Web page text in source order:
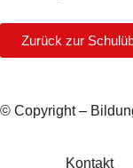
Zurück zur
© Copyright –
Kontakt